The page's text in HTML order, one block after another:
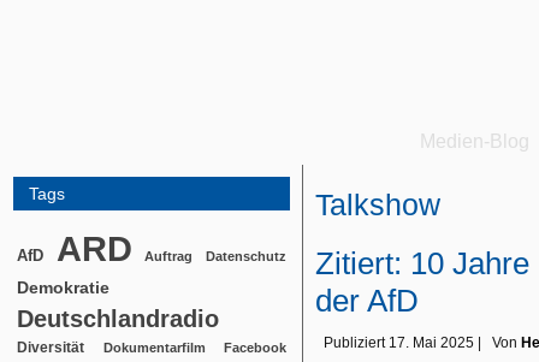
Medien-Blog
Tags
AfD ARD Auftrag Datenschutz
Demokratie
Deutschlandradio
Diversität Dokumentarfilm Facebook
Talkshow
Zitiert: 10
der AfD
Publiziert 17. Mai 2025 Von